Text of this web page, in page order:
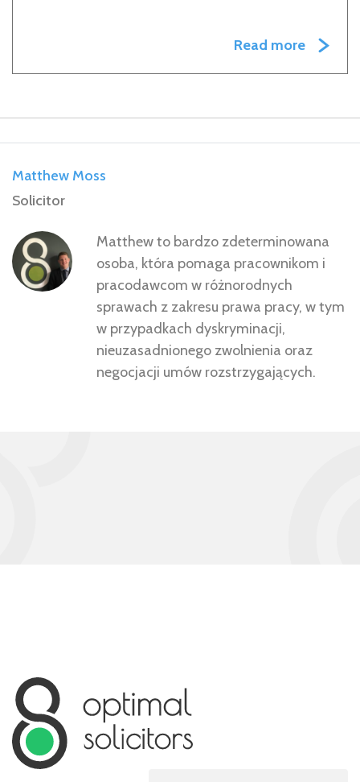
Read more
Matthew Moss
Solicitor
Matthew to bardzo zdeterminowana
osoba, która pomaga pracownikom i
pracodawcom w różnorodnych
sprawach z zakresu prawa pracy, w tym
w przypadkach dyskryminacji,
nieuzasadnionego zwolnienia oraz
negocjacji umów rozstrzygających.